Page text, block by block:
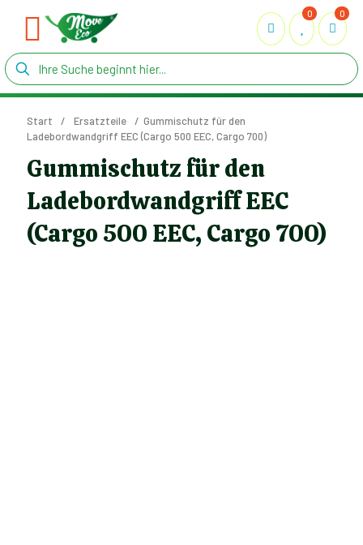
0 0
Start / Ersatzteile / Gummischutz für den
Ladebordwandgriff EEC (Cargo 500 EEC, Cargo 700)
Gummischutz für den
Ladebordwandgriff EEC
(Cargo 500 EEC, Cargo 700)